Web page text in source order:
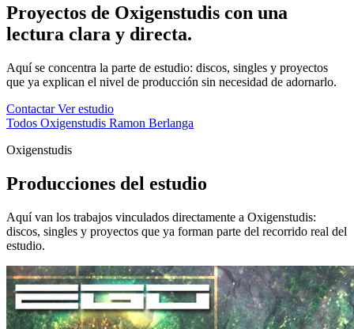
Proyectos de Oxigenstudis con una
lectura clara y directa.
Aquí se concentra la parte de estudio: discos, singles y proyectos
que ya explican el nivel de producción sin necesidad de adornarlo.
ContactarVer estudio
Todos Oxigenstudis Ramon Berlanga
Oxigenstudis
Producciones del estudio
Aquí van los trabajos vinculados directamente a Oxigenstudis:
discos, singles y proyectos que ya forman parte del recorrido real del
estudio.